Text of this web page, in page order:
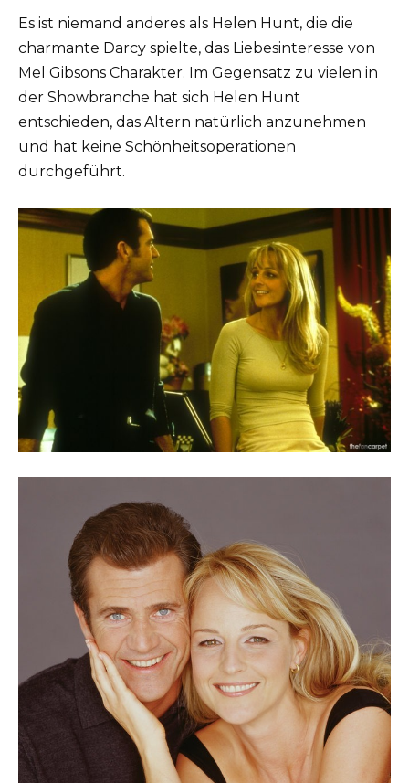
Es ist niemand anderes als Helen Hunt, die die
charmante Darcy spielte, das Liebesinteresse von
Mel Gibsons Charakter. Im Gegensatz zu vielen in
der Showbranche hat sich Helen Hunt
entschieden, das Altern natürlich anzunehmen
und hat keine Schönheitsoperationen
durchgeführt.